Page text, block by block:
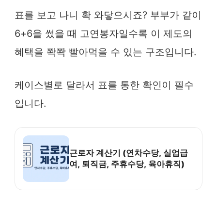
표를 보고 나니 확 와닿으시죠? 부부가 같이
6+6을 썼을 때 고연봉자일수록 이 제도의
혜택을 쫙쫙 빨아먹을 수 있는 구조입니다.
케이스별로 달라서 표를 통한 확인이 필수
입니다.
근로자 계산기 (연차수당, 실업급
여, 퇴직금, 주휴수당, 육아휴직)